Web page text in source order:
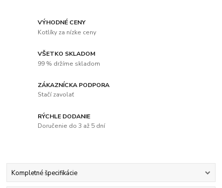
VÝHODNÉ CENY
Kotlíky za nízke ceny
VŠETKO SKLADOM
99 % držíme skladom
ZÁKAZNÍCKA PODPORA
Stačí zavolať
RÝCHLE DODANIE
Doručenie do 3 až 5 dní
Kompletné špecifikácie